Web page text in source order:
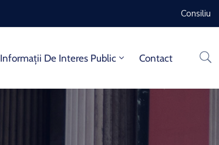
Consiliu
Informații De Interes Public Contact